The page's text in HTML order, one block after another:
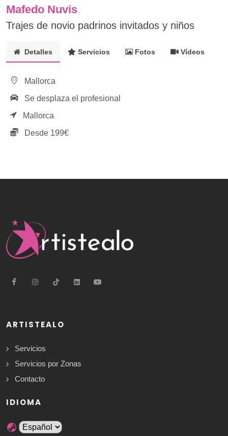
Mafedo Nuvis
Trajes de novio padrinos invitados y niños
Detalles Servicios Fotos Vídeos
Mallorca
Se desplaza el profesional
Mallorca
Desde 199€
ARTISTEALO
Servicios
Servicios por Zonas
Contacto
IDIOMA